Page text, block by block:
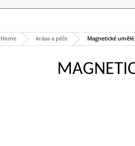
Home krása a péče Magnetické